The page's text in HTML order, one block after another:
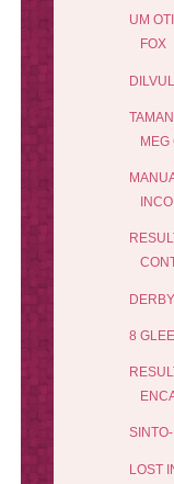
UM
FOX
MEG
8
LOST